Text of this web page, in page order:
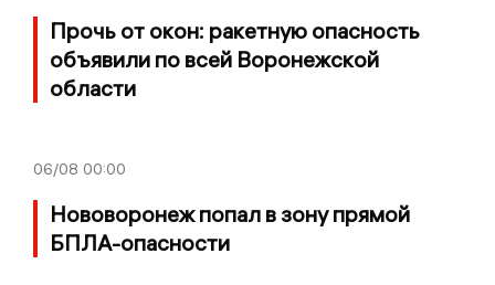
Прочь от окон: ракетную опасность
объявили по всей Воронежской
области
06/08 00:00
Нововоронеж попал в зону прямой
БПЛА-опасности